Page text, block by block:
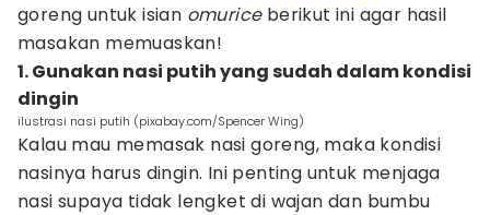
goreng untuk isian omuriceberikut ini agar hasil
masakan memuaskan!
1. Gunakan nasi putih yang sudah dalam kondisi
dingin
ilustrasi nasi putih (pixabay.com/Spencer Wing)
Kalau mau memasak nasi goreng, maka kondisi
nasinya harus dingin. Ini penting untuk menjaga
nasi supaya tidak lengket di wajan dan bumbu